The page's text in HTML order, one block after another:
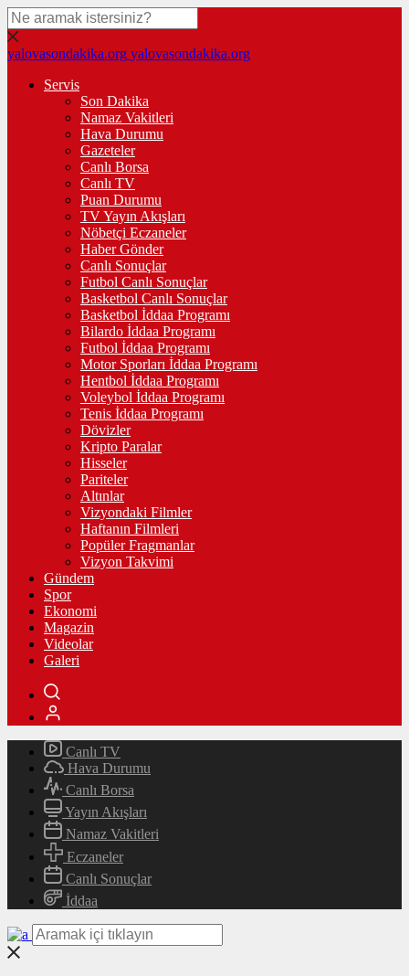
yalovasondakika.org yalovasondakika.org
Servis
Son Dakika
Namaz Vakitleri
Hava Durumu
Gazeteler
Canlı Borsa
Canlı TV
Puan Durumu
TV Yayın Akışları
Nöbetçi Eczaneler
Haber Gönder
Canlı Sonuçlar
Futbol Canlı Sonuçlar
Basketbol Canlı Sonuçlar
Basketbol İddaa Programı
Bilardo İddaa Programı
Futbol İddaa Programı
Motor Sporları İddaa Programı
Hentbol İddaa Programı
Voleybol İddaa Programı
Tenis İddaa Programı
Dövizler
Kripto Paralar
Hisseler
Pariteler
Altınlar
Vizyondaki Filmler
Haftanın Filmleri
Popüler Fragmanlar
Vizyon Takvimi
Gündem
Spor
Ekonomi
Magazin
Videolar
Galeri
Canlı TV
Hava Durumu
Canlı Borsa
Yayın Akışları
Namaz Vakitleri
Eczaneler
Canlı Sonuçlar
İddaa